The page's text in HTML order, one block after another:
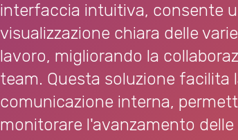
interfaccia intuitiva, consente
visualizzazione chiara delle
lavoro, migliorando la
team. Questa soluzione facilita
comunicazione interna,
monitorare l'avanzamento